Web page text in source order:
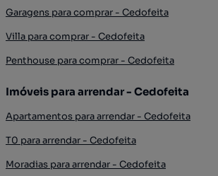
Garagens para comprar - Cedofeita
Villa para comprar - Cedofeita
Penthouse para comprar - Cedofeita
Imóveis para arrendar - Cedofeita
Apartamentos para arrendar - Cedofeita
T0 para arrendar - Cedofeita
Moradias para arrendar - Cedofeita